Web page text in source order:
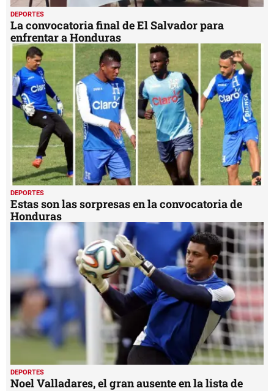
DEPORTES
La convocatoria final de El Salvador para
enfrentar a Honduras
DEPORTES
Estas son las sorpresas en la convocatoria de
Honduras
DEPORTES
Noel Valladares, el gran ausente en la lista de